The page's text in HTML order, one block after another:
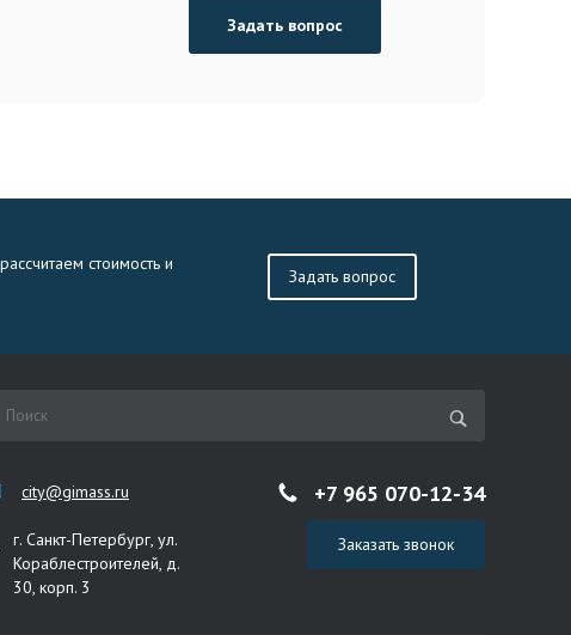
Задать вопрос
стоимость и
Задать вопрос
city@gimass.ru
г. Санкт-Петербург, ул.
Кораблестроителей, д.
30, корп. 3
+7 965 070-12-34
Заказать звонок